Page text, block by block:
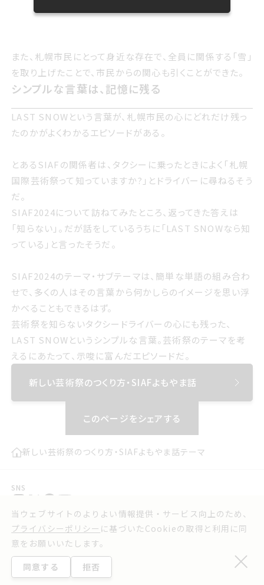
当ウェブサイトのよりよい情報提供・サービス向上のため、
プライバシーポリシー に基づいたCookieの取得と利用に同
意をお願いいたします。
同意する 拒否
この組み合わせはさまざまな人のクリエイティビティを刺激
ありがたいことにアーティストにも好評で 特に新作の出展
だ
また 札幌市民にとって身近な存在で 全員に関係する雪を
取り上げたことで 市民からの関心も引くことができた
を依頼されたアーティストたちには、大きな道標になったよ
また、札幌市民にとって身近な存在で、全員に関係する「雪」
を取り上げたことで、市民からの関心も引くことができた。
シンプルな言葉は 記憶に残る
シンプルな言葉は、記憶に残る
LAST SNOWという言葉が 札幌市民の心にどれだけ残っ
たのかがよくわかるエピソードがある
とあるサイアフの関係者は タクシーに乗ったときによく札幌
国際げいじゅつさいって知っていますかとドライバーに尋ね
るそうだ
知らない だが話をしているうちにLAST SNOWなら知って
いると言ったそうだ
サイアフ2024のテーマサブテーマは 簡単な単語の組み合
浮かべることもできるはず
げいじゅつさいを知らないタクシードライバーの心にも残っ
た LAST SNOWというシンプルな言葉 げいじゅつさいのテ
ーマを考えるにあたって 示唆に富んだエピソードだ
LAST SNOWという言葉が、札幌市民の心にどれだけ残っ
たのかがよくわかるエピソードがある。
とあるSIAFの関係者は、タクシーに乗ったときによく「札幌
国際芸術祭って知っていますか?」とドライバーに尋ねるそう
だ。
SIAF2024について訪ねてみたところ、返ってきた答えは
「知らない」。だが話をしているうちに「LAST SNOWなら知
っている」と言ったそうだ。
SIAF2024のテーマ・サブテーマは、簡単な単語の組み合わ
せで、多くの人はその言葉から何かしらのイメージを思い浮
かべることもできるはず。
芸術祭を知らないタクシードライバーの心にも残った、
LAST SNOWというシンプルな言葉。芸術祭のテーマを考
えるにあたって、示唆に富んだエピソードだ。
新しい芸術祭のつくり方・SIAFよもやま話
このページをシェアする
新しい芸術祭のつくり方・SIAFよもやま話テーマ
SNS
プレスリリース
実行委員会よりお知らせ
ウェブアクセシビリティ方針
プライバシーポリシー
お問い合わせ
利用規約
©2025 Sapporo International Art Festival.